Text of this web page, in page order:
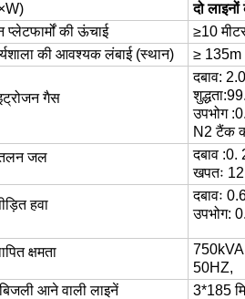
दो
प्लेटफार्मों की ऊंचाई
≥10
की आवश्यक लंबाई (स्थान)
≥ 135m
गैस
दबाव:
शुद्धता:
उपभोग :
N2 टैंक
जल
दबाव :0.
खपतः
हवा
दबावः
उपभोग:
क्षमता 750
50HZ,
आने वाली लाइनें
3*185